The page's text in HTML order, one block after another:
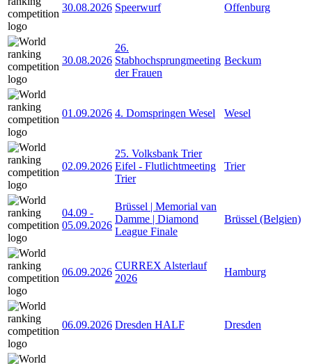
30.08.2026 Speerwurf Offenburg
30.08.2026
26.
Stabhochsprungmeeting
der Frauen
Beckum
01.09.2026 4. Domspringen Wesel Wesel
02.09.2026
25. Volksbank Trier
Eifel - Flutlichtmeeting
Trier
Trier
04.09 -
05.09.2026
Brüssel | Memorial van
Damme | Diamond
League Finale
Brüssel (Belgien)
06.09.2026
CURREX Alsterlauf
2026
Hamburg
06.09.2026 Dresden HALF Dresden